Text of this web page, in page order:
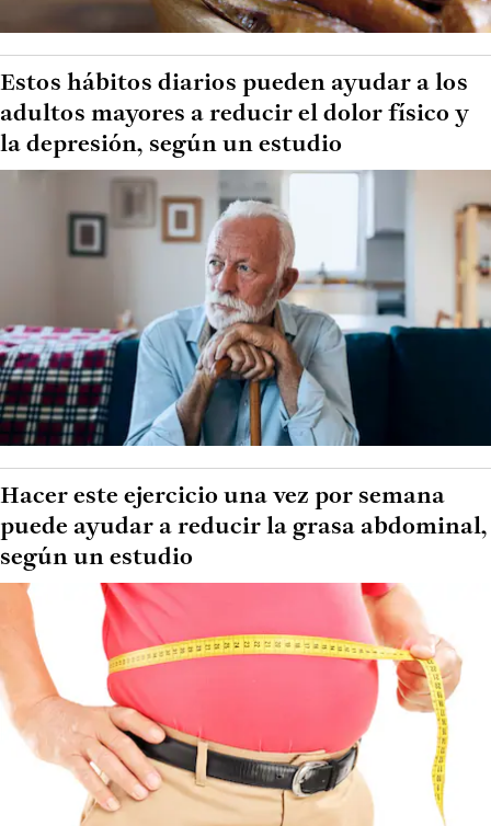
Estos hábitos diarios pueden ayudar a los
adultos mayores a reducir el dolor físico y
la depresión, según un estudio
Hacer este ejercicio una vez por semana
puede ayudar a reducir la grasa abdominal,
según un estudio